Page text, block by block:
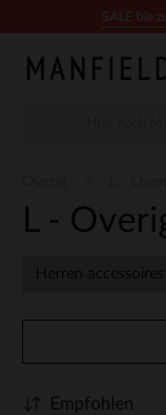
L -
Herren accessoires
Empfohlen